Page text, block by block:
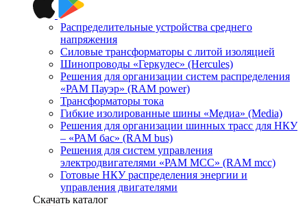
Распределительные устройства среднего
напряжения
Силовые трансформаторы с литой изоляцией
Шинопроводы «Геркулес» (Hercules)
Решения для организации систем распределения
«РАМ Пауэр» (RAM power)
Трансформаторы тока
Гибкие изолированные шины «Медиа» (Media)
Решения для организации шинных трасс для НКУ
– «РАМ бас» (RAM bus)
Решения для систем управления
электродвигателями «РАМ МСС» (RAM mcc)
Готовые НКУ распределения энергии и
управления двигателями
Скачать каталог